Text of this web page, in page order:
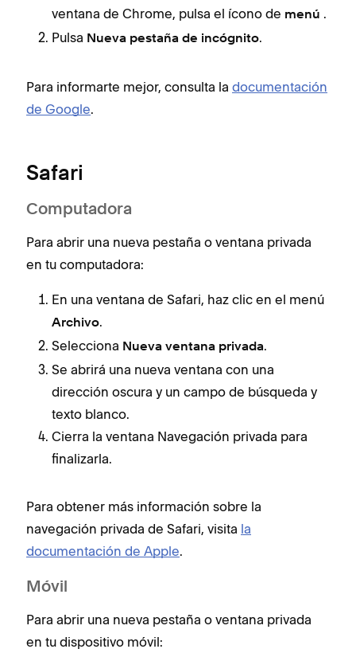
ventana de Chrome, pulsa el ícono de menú .
Pulsa Nueva pestaña de incógnito.
Para informarte mejor, consulta la documentación
de Google.
Safari
Computadora
Para abrir una nueva pestaña o ventana privada
en tu computadora:
En una ventana de Safari, haz clic en el menú
Archivo.
Selecciona Nueva ventana privada.
Se abrirá una nueva ventana con una
dirección oscura y un campo de búsqueda y
texto blanco.
Cierra la ventana Navegación privada para
finalizarla.
Para obtener más información sobre la
navegación privada de Safari, visita la
documentación de Apple.
Móvil
Para abrir una nueva pestaña o ventana privada
en tu dispositivo móvil: